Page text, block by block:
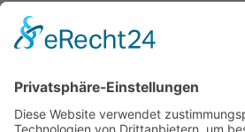
Oostduinkerke
Deutschland
Lüneburger Heide